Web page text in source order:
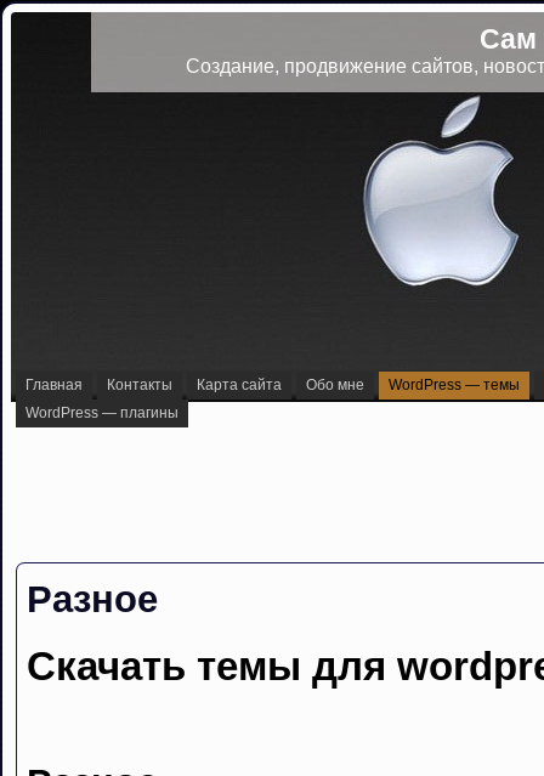
Сам
Создание, продвижение сайтов,
Главная Контакты Карта сайта Обо мне
WordPress — темы
WordPress — плагины
Разное
Скачать темы для